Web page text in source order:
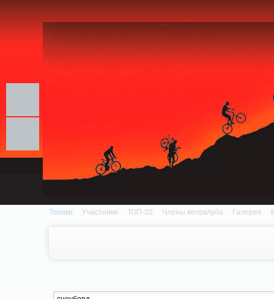
Топики Участники ТОП-32 Члены велоклуба Галерея